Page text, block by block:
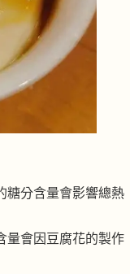
糖分含量會影響總熱
量會因豆腐花的製作